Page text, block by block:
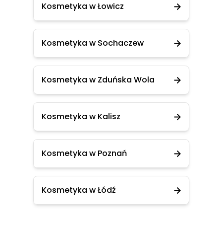
Kosmetyka w Łowicz
Kosmetyka w Sochaczew
Kosmetyka w Zduńska Wola
Kosmetyka w Kalisz
Kosmetyka w Poznań
Kosmetyka w Łódź